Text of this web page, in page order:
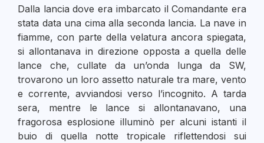
Dalla lancia dove era imbarcato il Comandante era
stata data una cima alla seconda lancia. La nave in
fiamme, con parte della velatura ancora spiegata,
si allontanava in direzione opposta a quella delle
lance che, cullate da un’onda lunga da SW,
trovarono un loro assetto naturale tra mare, vento
e corrente, avviandosi verso l’incognito. A tarda
sera, mentre le lance si allontanavano, una
fragorosa esplosione illuminò per alcuni istanti il
buio di quella notte tropicale riflettendosi sui